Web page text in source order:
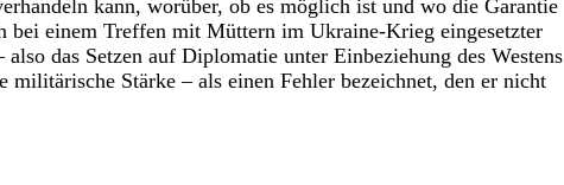
kann, worüber, ob es möglich ist und wo die Garantie
bei einem Treffen mit Müttern im Ukraine-Krieg eingesetzter
das Setzen auf Diplomatie unter Einbeziehung des Westens
Stärke – als einen Fehler bezeichnet, den er nicht